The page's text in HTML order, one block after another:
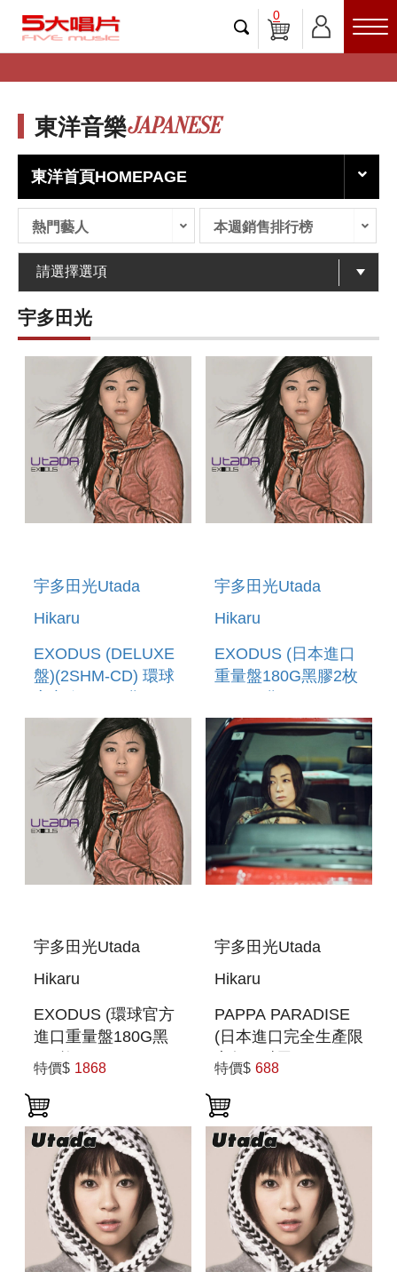
0
東洋音樂JAPANESE
東洋首頁HOMEPAGE
熱門藝人 本週銷售排行榜
宇多田光
宇多田光Utada
Hikaru
EXODUS (DELUXE
盤)(2SHM-CD) 環球
6/12 12:00止)
宇多田光Utada
Hikaru
EXODUS (日本進口
重量盤180G黑膠2枚
12:00止)
宇多田光Utada
Hikaru
EXODUS (環球官方
進口重量盤180G黑
膠2枚組)
特價$ 1868
宇多田光Utada
Hikaru
PAPPA PARADISE
(日本進口完全生產限
定盤(7吋黑膠LP))
特價$ 688